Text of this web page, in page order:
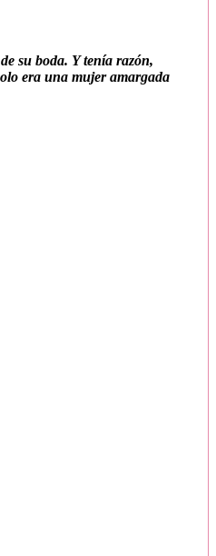
su boda. Y tenía razón,
era una mujer amargada